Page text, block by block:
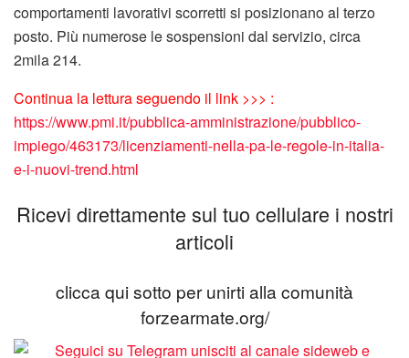
comportamenti lavorativi scorretti si posizionano al terzo
posto. Più numerose le sospensioni dal servizio, circa
2mila 214.
Continua la lettura seguendo il link >>> :
https://www.pmi.it/pubblica-amministrazione/pubblico-
impiego/463173/licenziamenti-nella-pa-le-regole-in-italia-
e-i-nuovi-trend.html
Ricevi direttamente sul tuo cellulare i nostri
articoli
clicca qui sotto per unirti alla comunità
forzearmate.org/